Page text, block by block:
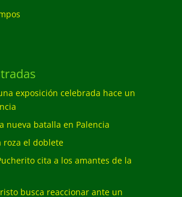
exposición celebrada hace un
nueva batalla en Palencia
roza el doblete
cita a los amantes de la
busca reaccionar ante un